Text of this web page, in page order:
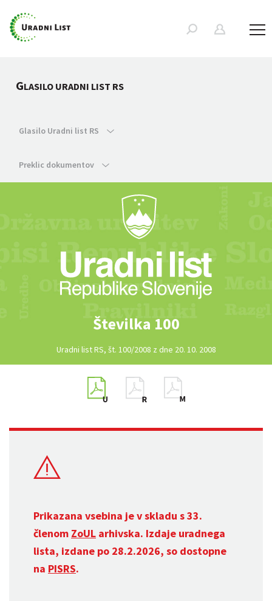
GLASILO URADNI LIST RS
Glasilo Uradni list RS
Preklic dokumentov
Številka 100
Uradni list RS, št. 100/2008 z dne 20. 10. 2008
Prikazana vsebina je v skladu s 33.
členom ZoUL arhivska. Izdaje uradnega
lista, izdane po 28.2.2026, so dostopne
na PISRS.